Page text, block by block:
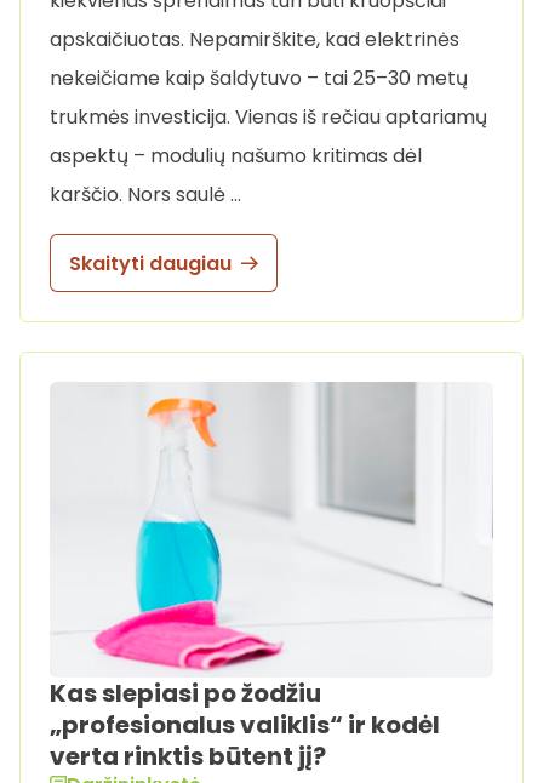
apskaičiuotas. Nepamirškite, kad elektrinės
nekeičiame kaip šaldytuvo – tai 25–30 metų
trukmės investicija. Vienas iš rečiau aptariamų
aspektų – modulių našumo kritimas dėl
karščio. Nors saulė …
Skaityti daugiau
Kas slepiasi po žodžiu
„profesionalus valiklis“ ir kodėl
verta rinktis būtent jį?